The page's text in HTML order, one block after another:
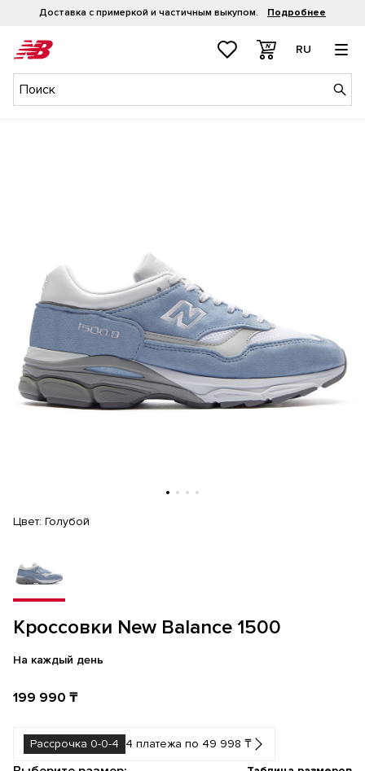
Доставка с примеркой и частичным выкупом. Подробнее
RU
Кроссовки New Balance 1500
На каждый день
199 990 ₸
Рассрочка 0-0-4 4 платежа по 49 998 ₸
Цвет: Голубой